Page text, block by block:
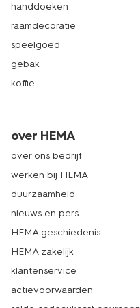
handdoeken
raamdecoratie
speelgoed
gebak
koffie
over HEMA
over ons bedrijf
werken bij HEMA
duurzaamheid
nieuws en pers
HEMA geschiedenis
HEMA zakelijk
klantenservice
actievoorwaarden